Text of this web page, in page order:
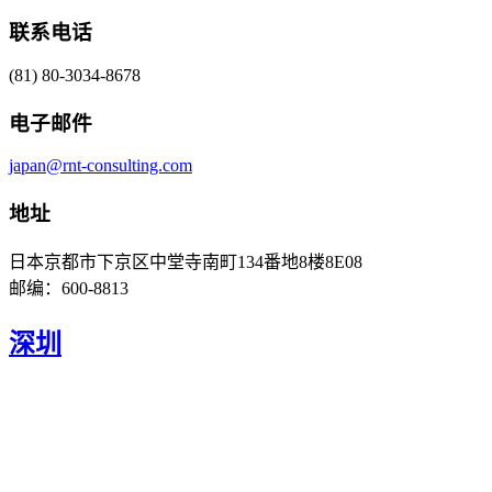
联系电话
(81) 80-3034-8678
电子邮件
japan@rnt-consulting.com
地址
日本京都市下京区中堂寺南町134番地8楼8E08
邮编：600-8813
深圳